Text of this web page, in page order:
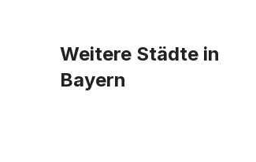
Weitere Städte in
Bayern